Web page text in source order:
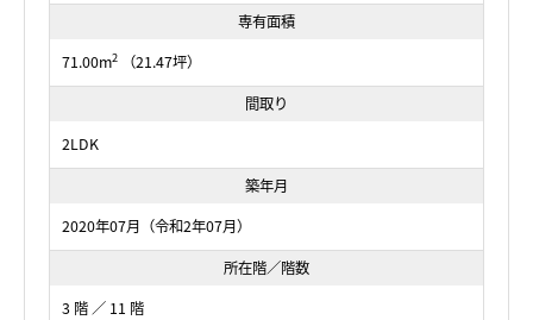
専有面積
71.00m2
（21.47坪）
間取り
2LDK
築年月
2020年07月（令和2年07月）
所在階／階数
3 階 ／ 11 階